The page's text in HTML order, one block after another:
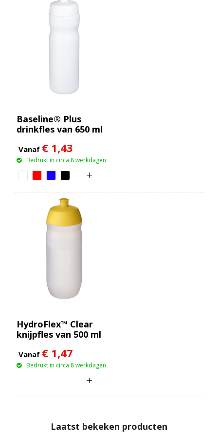
Baseline® Plus
drinkfles van 650 ml
Vanaf € 1,43
Bedrukt in circa 8 werkdagen
HydroFlex™ Clear
knijpfles van 500 ml
Vanaf € 1,47
Bedrukt in circa 8 werkdagen
Laatst bekeken producten